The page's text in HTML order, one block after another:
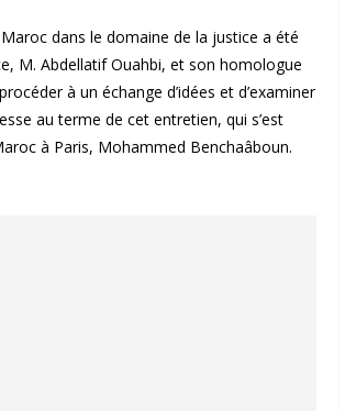
dans le domaine de la justice a été
M. Abdellatif Ouahbi, et son homologue
à un échange d’idées et d’examiner
au terme de cet entretien, qui s’est
à Paris, Mohammed Benchaâboun.